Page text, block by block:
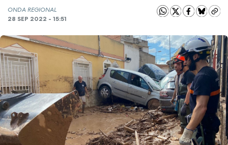
ONDA REGIONAL
28 SEP 2022 - 15:51